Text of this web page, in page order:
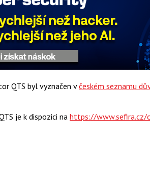
QTS byl vyznačen včeském seznamu
je k dispozici na https://www.sefira.cz/